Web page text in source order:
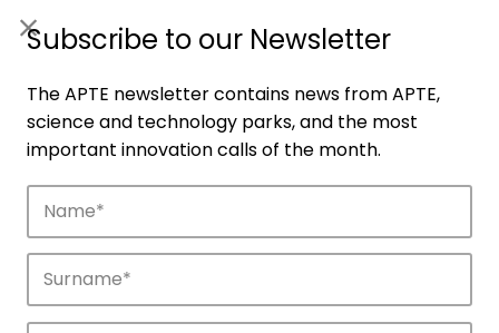
Companies
Subscribe to our Newsletter
The APTE newsletter contains news from APTE,
science and technology parks, and the most
important innovation calls of the month.